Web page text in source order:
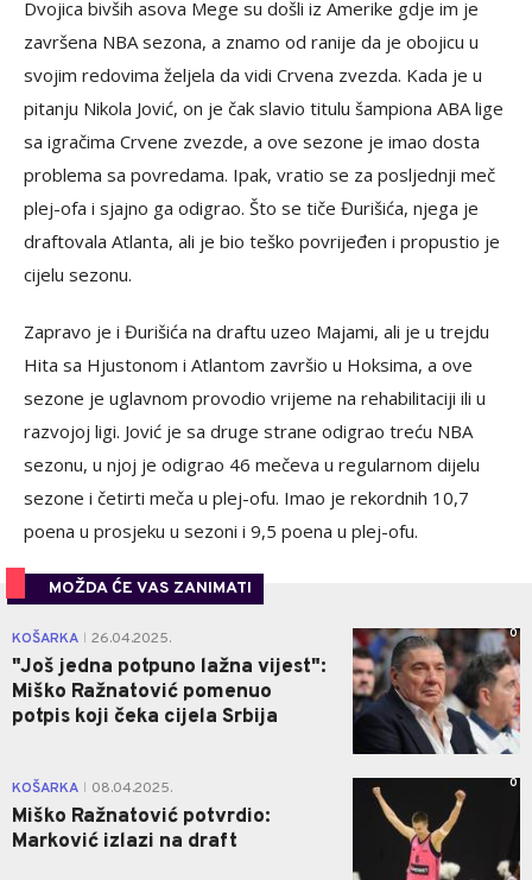
Dvojica bivših asova Mege su došli iz Amerike gdje im je
završena NBA sezona, a znamo od ranije da je obojicu u
svojim redovima željela da vidi Crvena zvezda. Kada je u
pitanju Nikola Jović, on je čak slavio titulu šampiona ABA lige
sa igračima Crvene zvezde, a ove sezone je imao dosta
problema sa povredama. Ipak, vratio se za posljednji meč
plej-ofa i sjajno ga odigrao. Što se tiče Đurišića, njega je
draftovala Atlanta, ali je bio teško povrijeđen i propustio je
cijelu sezonu.
Zapravo je i Đurišića na draftu uzeo Majami, ali je u trejdu
Hita sa Hjustonom i Atlantom završio u Hoksima, a ove
sezone je uglavnom provodio vrijeme na rehabilitaciji ili u
razvojoj ligi. Jović je sa druge strane odigrao treću NBA
sezonu, u njoj je odigrao 46 mečeva u regularnom dijelu
sezone i četirti meča u plej-ofu. Imao je rekordnih 10,7
poena u prosjeku u sezoni i 9,5 poena u plej-ofu.
MOŽDA ĆE VAS ZANIMATI
KOŠARKA 26.04.2025.
"Još jedna potpuno lažna vijest":
Miško Ražnatović pomenuo
potpis koji čeka cijela Srbija
0
KOŠARKA 08.04.2025.
Miško Ražnatović potvrdio:
Marković izlazi na draft
0